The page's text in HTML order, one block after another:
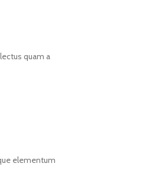
quam a
elementum